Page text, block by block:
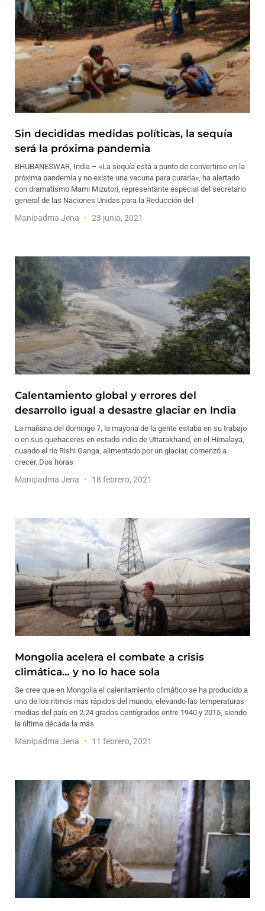
Sin decididas medidas políticas, la sequía
será la próxima pandemia
BHUBANESWAR, India – «La sequía está a punto de convertirse en la
próxima pandemia y no existe una vacuna para curarla», ha alertado
con dramatismo Mami Mizutori, representante especial del secretario
general de las Naciones Unidas para la Reducción del
Manipadma Jena 23 junio, 2021
Calentamiento global y errores del
desarrollo igual a desastre glaciar en India
La mañana del domingo 7, la mayoría de la gente estaba en su trabajo
o en sus quehaceres en estado indio de Uttarakhand, en el Himalaya,
cuando el río Rishi Ganga, alimentado por un glaciar, comenzó a
crecer. Dos horas
Manipadma Jena 18 febrero, 2021
Mongolia acelera el combate a crisis
climática… y no lo hace sola
Se cree que en Mongolia el calentamiento climático se ha producido a
uno de los ritmos más rápidos del mundo, elevando las temperaturas
medias del país en 2,24 grados centígrados entre 1940 y 2015, siendo
la última década la más
Manipadma Jena 11 febrero, 2021